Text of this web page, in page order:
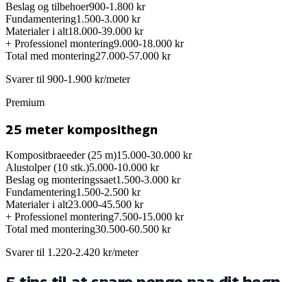
Beslag og tilbehoer900-1.800 kr
Fundamentering1.500-3.000 kr
Materialer i alt18.000-39.000 kr
+ Professionel montering9.000-18.000 kr
Total med montering27.000-57.000 kr
Svarer til 900-1.900 kr/meter
Premium
25 meter komposithegn
Kompositbraeeder (25 m)15.000-30.000 kr
Alustolper (10 stk.)5.000-10.000 kr
Beslag og monteringssaet1.500-3.000 kr
Fundamentering1.500-2.500 kr
Materialer i alt23.000-45.500 kr
+ Professionel montering7.500-15.000 kr
Total med montering30.500-60.500 kr
Svarer til 1.220-2.420 kr/meter